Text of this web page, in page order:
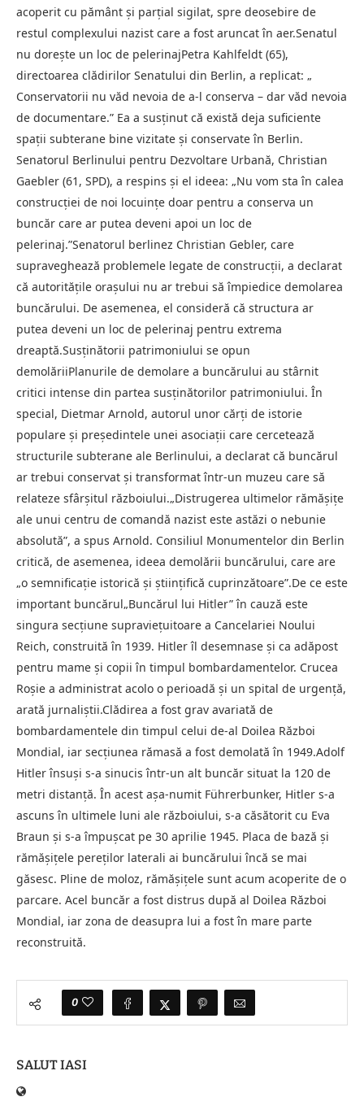
acoperit cu pământ și parțial sigilat, spre deosebire de
restul complexului nazist care a fost aruncat în aer.Senatul
nu dorește un loc de pelerinajPetra Kahlfeldt (65),
directoarea clădirilor Senatului din Berlin, a replicat: „
Conservatorii nu văd nevoia de a-l conserva – dar văd nevoia
de documentare.” Ea a susținut că există deja suficiente
spații subterane bine vizitate și conservate în Berlin.
Senatorul Berlinului pentru Dezvoltare Urbană, Christian
Gaebler (61, SPD), a respins și el ideea: „Nu vom sta în calea
construcției de noi locuințe doar pentru a conserva un
buncăr care ar putea deveni apoi un loc de
pelerinaj.”Senatorul berlinez Christian Gebler, care
supraveghează problemele legate de construcții, a declarat
că autoritățile orașului nu ar trebui să împiedice demolarea
buncărului. De asemenea, el consideră că structura ar
putea deveni un loc de pelerinaj pentru extrema
dreaptă.Susținătorii patrimoniului se opun
demolăriiPlanurile de demolare a buncărului au stârnit
critici intense din partea susținătorilor patrimoniului. În
special, Dietmar Arnold, autorul unor cărți de istorie
populare și președintele unei asociații care cercetează
structurile subterane ale Berlinului, a declarat că buncărul
ar trebui conservat și transformat într-un muzeu care să
relateze sfârșitul războiului.„Distrugerea ultimelor rămășițe
ale unui centru de comandă nazist este astăzi o nebunie
absolută”, a spus Arnold. Consiliul Monumentelor din Berlin
critică, de asemenea, ideea demolării buncărului, care are
„o semnificație istorică și științifică cuprinzătoare”.De ce este
important buncărul„Buncărul lui Hitler” în cauză este
singura secțiune supraviețuitoare a Cancelariei Noului
Reich, construită în 1939. Hitler îl desemnase și ca adăpost
pentru mame și copii în timpul bombardamentelor. Crucea
Roșie a administrat acolo o perioadă și un spital de urgență,
arată jurnaliștii.Clădirea a fost grav avariată de
bombardamentele din timpul celui de-al Doilea Război
Mondial, iar secțiunea rămasă a fost demolată în 1949.Adolf
Hitler însuși s-a sinucis într-un alt buncăr situat la 120 de
metri distanță. În acest așa-numit Führerbunker, Hitler s-a
ascuns în ultimele luni ale războiului, s-a căsătorit cu Eva
Braun și s-a împușcat pe 30 aprilie 1945. Placa de bază și
rămășițele pereților laterali ai buncărului încă se mai
găsesc. Pline de moloz, rămășițele sunt acum acoperite de o
parcare. Acel buncăr a fost distrus după al Doilea Război
Mondial, iar zona de deasupra lui a fost în mare parte
reconstruită.
0
SALUT IASI